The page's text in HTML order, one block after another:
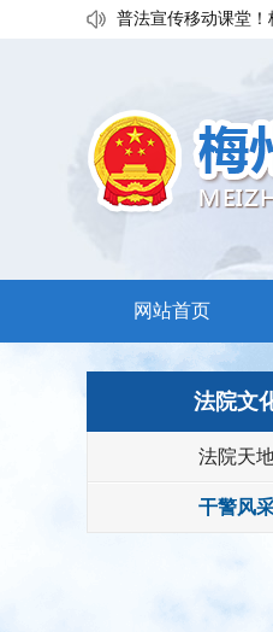
普法宣传移动课堂！
网站首页
法院文
法院天
干警风